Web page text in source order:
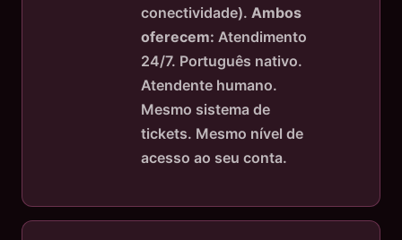
conectividade). Ambos
oferecem: Atendimento
24/7. Português nativo.
Atendente humano.
Mesmo sistema de
tickets. Mesmo nível de
acesso ao seu conta.